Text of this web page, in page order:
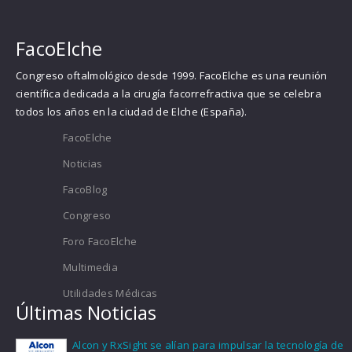
FacoElche
Congreso oftalmológico desde 1999. FacoElche es una reunión
científica dedicada a la cirugía facorrefractiva que se celebra
todos los años en la ciudad de Elche (España).
FacoElche
Noticias
FacoBlog
Congreso
Foro FacoElche
Multimedia
Utilidades Médicas
Últimas Noticias
Alcon y RxSight se alían para impulsar la tecnología de